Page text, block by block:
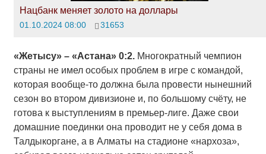
Нацбанк меняет золото на доллары
01.10.2024 08:00 31653
«Жетысу» – «Астана» 0:2. Многократный чемпион
страны не имел особых проблем в игре с командой,
которая вообще-то должна была провести нынешний
сезон во втором дивизионе и, по большому счёту, не
готова к выступлениям в премьер-лиге. Даже свои
домашние поединки она проводит не у себя дома в
Талдыкоргане, а в Алматы на стадионе «нархоза»,